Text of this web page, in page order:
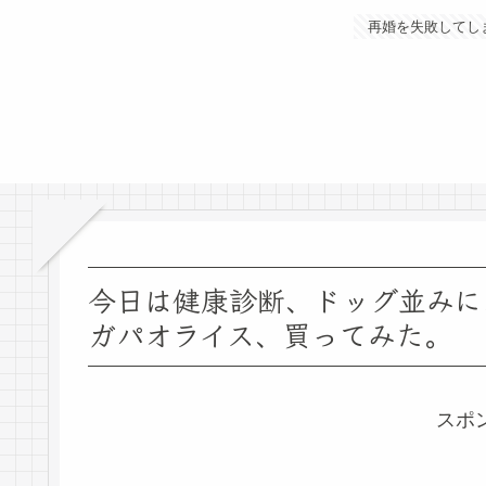
再婚を失敗してし
今日は健康診断、ドッグ並み
ガパオライス、買ってみた。
スポ